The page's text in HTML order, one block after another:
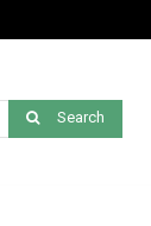
Search